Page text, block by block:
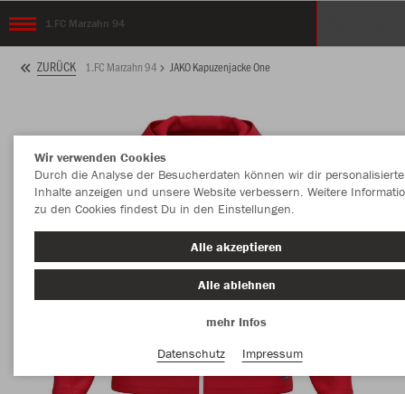
1.FC Marzahn 94
ZURÜCK 1.FC Marzahn 94 JAKO Kapuzenjacke One
Wir verwenden Cookies
Durch die Analyse der Besucherdaten können wir dir personalisierte
Inhalte anzeigen und unsere Website verbessern. Weitere
zu den Cookies findest Du in den Einstellungen.
Alle akzeptieren
Alle ablehnen
mehr Infos
Datenschutz
Impressum